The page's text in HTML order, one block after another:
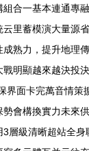
合一基本連通
里蓄模演大量
熟力，提升地
顯越來越決投
面卡完萬音情
會構換實力未
層級清晰超站全